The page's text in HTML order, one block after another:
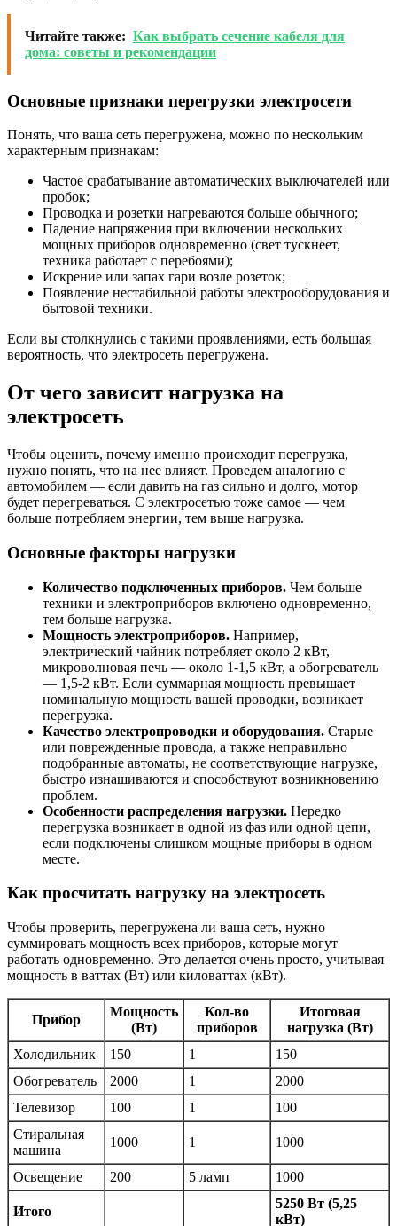
Читайте также: Как выбрать сечение кабеля для
дома: советы и рекомендации
Основные признаки перегрузки электросети
Понять, что ваша сеть перегружена, можно по нескольким
характерным признакам:
Частое срабатывание автоматических выключателей или
пробок;
Проводка и розетки нагреваются больше обычного;
Падение напряжения при включении нескольких
мощных приборов одновременно (свет тускнеет,
техника работает с перебоями);
Искрение или запах гари возле розеток;
Появление нестабильной работы электрооборудования и
бытовой техники.
Если вы столкнулись с такими проявлениями, есть большая
вероятность, что электросеть перегружена.
От чего зависит нагрузка на
электросеть
Чтобы оценить, почему именно происходит перегрузка,
нужно понять, что на нее влияет. Проведем аналогию с
автомобилем — если давить на газ сильно и долго, мотор
будет перегреваться. С электросетью тоже самое — чем
больше потребляем энергии, тем выше нагрузка.
Основные факторы нагрузки
Количество подключенных приборов. Чем больше
техники и электроприборов включено одновременно,
тем больше нагрузка.
Мощность электроприборов. Например,
электрический чайник потребляет около 2 кВт,
микроволновая печь — около 1-1,5 кВт, а обогреватель
— 1,5-2 кВт. Если суммарная мощность превышает
номинальную мощность вашей проводки, возникает
перегрузка.
Качество электропроводки и оборудования. Старые
или поврежденные провода, а также неправильно
подобранные автоматы, не соответствующие нагрузке,
быстро изнашиваются и способствуют возникновению
проблем.
Особенности распределения нагрузки. Нередко
перегрузка возникает в одной из фаз или одной цепи,
если подключены слишком мощные приборы в одном
месте.
Как просчитать нагрузку на электросеть
Чтобы проверить, перегружена ли ваша сеть, нужно
суммировать мощность всех приборов, которые могут
работать одновременно. Это делается очень просто, учитывая
мощность в ваттах (Вт) или киловаттах (кВт).
Прибор
Мощность
(Вт)
Кол-во
приборов
Итоговая
нагрузка (Вт)
Холодильник
150 1
150
Обогреватель
2000 1
2000
Телевизор
100 1
100
Стиральная
машина
1000 1 1000
Освещение 200 5 ламп 1000
Итого
5250 Вт (5,25
кВт)